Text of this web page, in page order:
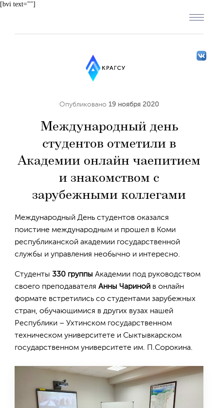
[bvi text=""]
Опубликовано 19 ноября 2020
Международный день
студентов отметили в
Академии онлайн чаепитием
и знакомством с
зарубежными коллегами
Международный День студентов оказался
поистине международным и прошел в Коми
республиканской академии государственной
службы и управления необычно и интересно.
Студенты 330 группы Академии под руководством
своего преподавателя Анны Чариной в онлайн
формате встретились со студентами зарубежных
стран, обучающимися в других вузах нашей
Республики – Ухтинском государственном
техническом университете и Сыктывкарском
государственном университете им. П.Сорокина.